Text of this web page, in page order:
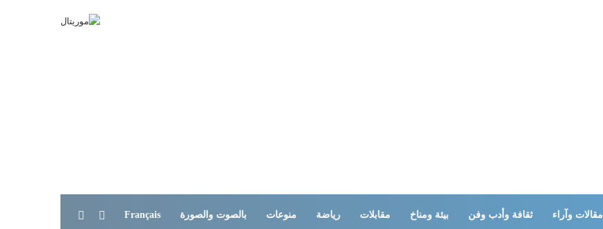
مقالات وآراء ثقافة وأدب وفن بيئة ومناخ مقابلات رياضة منوعات بالصوت والصورة Français الوضع المظلم